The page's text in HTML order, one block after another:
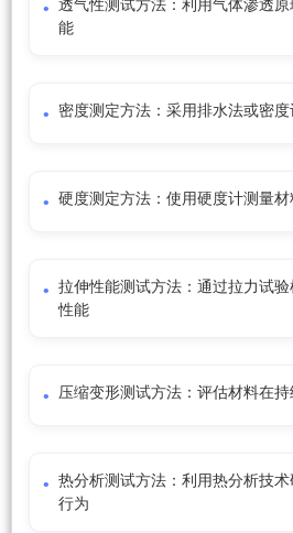
透气性测试方法：利用气体渗透
能
密度测定方法：采用排水法或密
硬度测定方法：使用硬度计测量
拉伸性能测试方法：通过拉力试
性能
压缩变形测试方法：评估材料在
热分析测试方法：利用热分析技
行为